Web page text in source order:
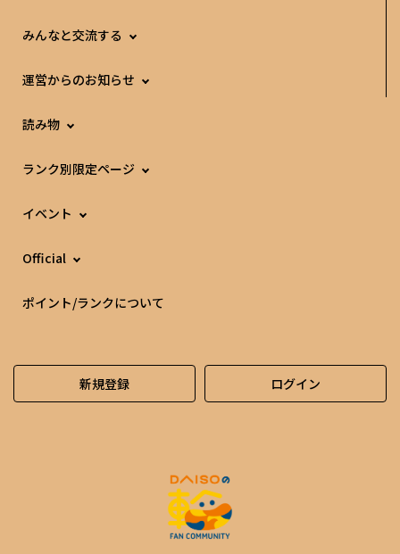
みんなと交流する
運営からのお知らせ
読み物
ランク別限定ページ
イベント
Official
ポイント/ランクについて
新規登録 ログイン